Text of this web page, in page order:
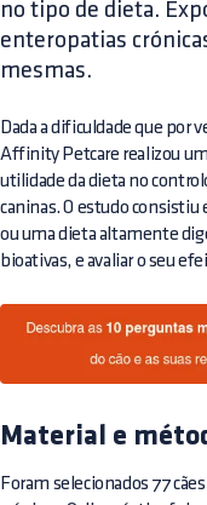
no tipo de dieta.
enteropatias
mesmas.
Dada a dificuldade que por
Affinity Petcare realizou um
utilidade da dieta no
caninas. O estudo
ou uma dieta altamente
bioativas, e avaliar o seu
Material e
Foram selecionados 77